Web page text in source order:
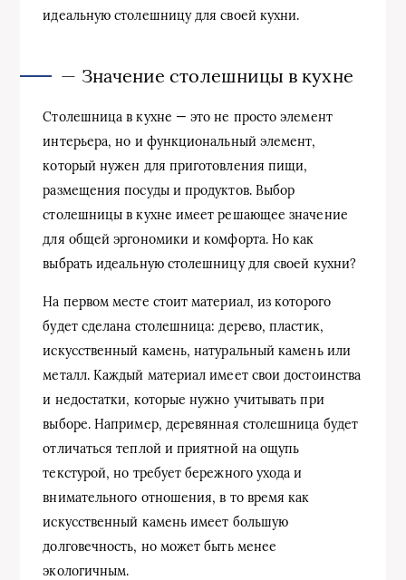
идеальную столешницу для своей кухни.
— Значение столешницы в кухне
Столешница в кухне — это не просто элемент
интерьера, но и функциональный элемент,
который нужен для приготовления пищи,
размещения посуды и продуктов. Выбор
столешницы в кухне имеет решающее значение
для общей эргономики и комфорта. Но как
выбрать идеальную столешницу для своей кухни?
На первом месте стоит материал, из которого
будет сделана столешница: дерево, пластик,
искусственный камень, натуральный камень или
металл. Каждый материал имеет свои достоинства
и недостатки, которые нужно учитывать при
выборе. Например, деревянная столешница будет
отличаться теплой и приятной на ощупь
текстурой, но требует бережного ухода и
внимательного отношения, в то время как
искусственный камень имеет большую
долговечность, но может быть менее
экологичным.